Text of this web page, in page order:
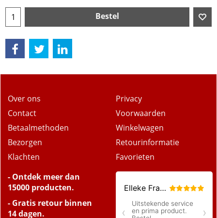
Bestel
Over ons
Contact
Betaalmethoden
Bezorgen
Klachten
Privacy
Voorwaarden
Winkelwagen
Retourinformatie
Favorieten
- Ontdek meer dan
15000 producten.
- Gratis retour binnen
14 dagen.